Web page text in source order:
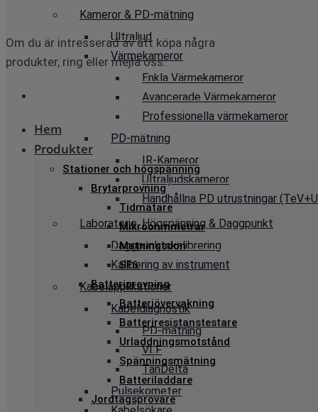
Kameror & PD-mätning
Ultraljud
Värmekameror
Enkla Värmekameror
Avancerade Värmekameror
Professionella värmekameror
PD-mätning
IR-Kameror
Ultraljudskameror
Handhållna PD utrustningar
Laboratorie, Högspänning & Daggpunkt
Daggpunktskalibrering
Kalibering av instrument
Kabelapplikationer
Kabeldiagnostik
PD-mätning
VLF
TanDelta
Pulsekometer
Om du är intresserad av att köpa några
produkter, ring eller mejla oss:
Hem
Produkter
Stationer och högspänning
Brytarprovning
Tidmätare
Mikroohmmetrar
Matningsdon
SF6
Batteriprovning
Batteriövervakning
Batteriresistanstestare
Urladdningsmotstånd
Spänningsmätning
Batteriladdare
Jordtagsprovare